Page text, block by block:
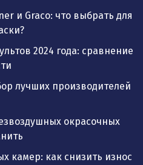
и Graco: что выбрать для
2024 года: сравнение
лучших производителей
окрасочных
камер: как снизить износ